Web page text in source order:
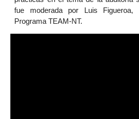
fue moderada por Luis Figueroa,
Programa TEAM-NT.